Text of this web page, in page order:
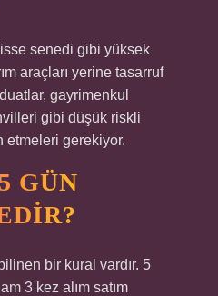
senedi gibi yüksek
araçları yerine tasarruf
gayrimenkul
gibi düşük riskli
etmeleri gerekiyor.
GÜN
bir kural vardır. 5
3 kez alım satım